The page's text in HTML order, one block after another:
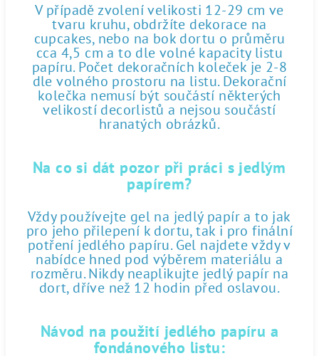
V případě zvolení velikosti 12-29 cm ve
tvaru kruhu, obdržíte dekorace na
cupcakes, nebo na bok dortu o průměru
cca 4,5 cm a to dle volné kapacity listu
papíru. Počet dekoračních koleček je 2-8
dle volného prostoru na listu. Dekorační
kolečka nemusí být součástí některých
velikostí decorlistů a nejsou součástí
hranatých obrázků.
Na co si dát pozor při práci s jedlým
papírem?
Vždy používejte gel na jedlý papír a to jak
pro jeho přilepení k dortu, tak i pro finální
potření jedlého papíru. Gel najdete vždy v
nabídce hned pod výběrem materiálu a
rozměru. Nikdy neaplikujte jedlý papír na
dort, dříve než 12 hodin před oslavou.
Návod na použití jedlého papíru a
fondánového listu: